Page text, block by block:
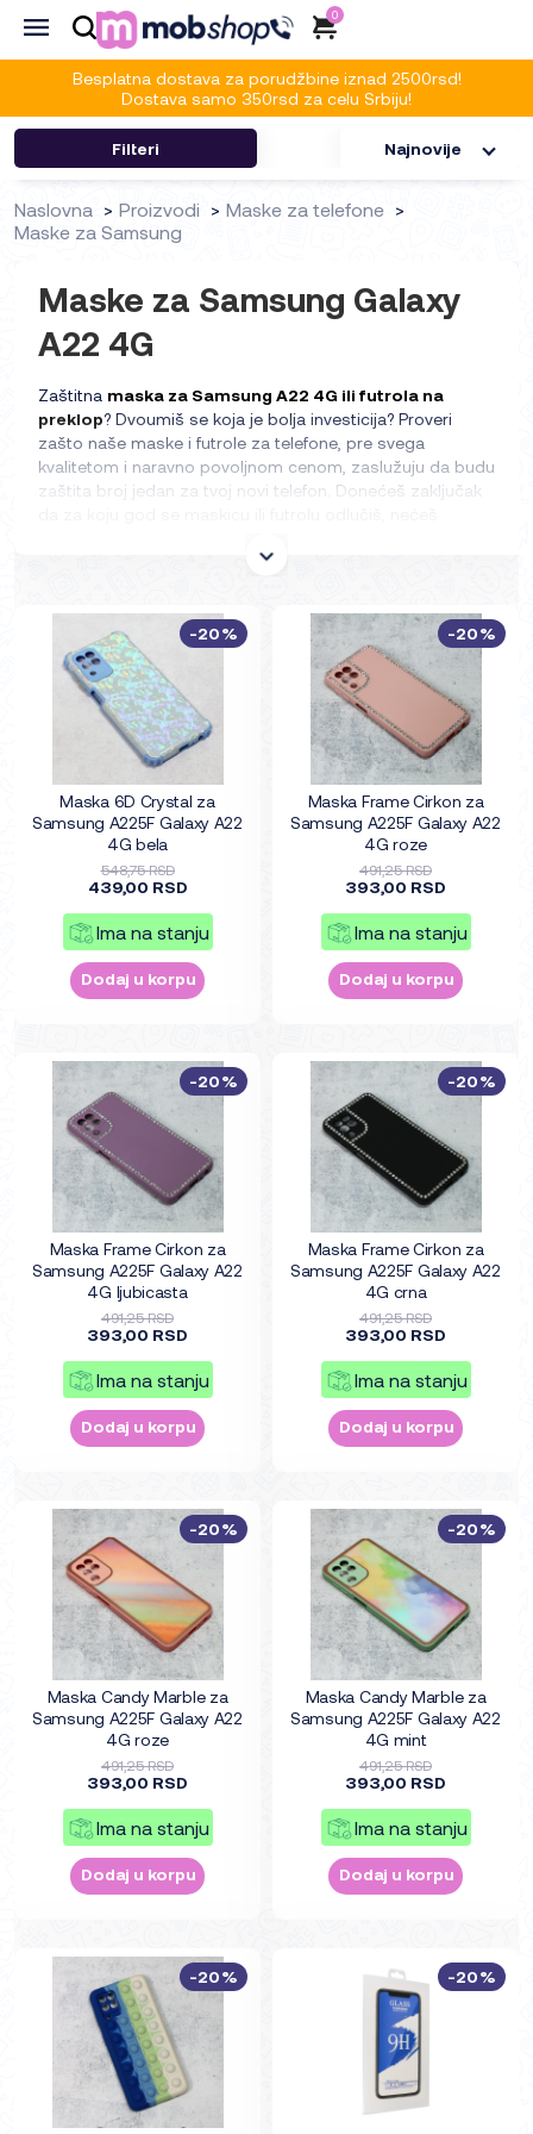
0
Besplatna dostava za porudžbine iznad 2500rsd!
Dostava samo 350rsd za celu Srbiju!
Filteri Najnovije
Naslovna Proizvodi
Maske za telefone
Maske za Samsung
Maske za Samsung Galaxy
A22 4G
Zaštitna maska za Samsung A22 4G ili futrola na
preklop? Dvoumiš se koja je bolja investicija? Proveri
zašto naše maske i futrole za telefone, pre svega
kvalitetom i naravno povoljnom cenom, zaslužuju da budu
zaštita broj jedan za tvoj novi telefon. Donećeš zaključak
Maska 6D Crystal za
Samsung A225F Galaxy A22
4G bela
548,75 RSD
439,00 RSD
Ima na stanju
Dodaj u korpu
-20%
Maska Frame Cirkon za
Samsung A225F Galaxy A22
4G roze
491,25 RSD
393,00 RSD
Ima na stanju
Dodaj u korpu
-20%
Maska Frame Cirkon za
Samsung A225F Galaxy A22
4G ljubicasta
491,25 RSD
393,00 RSD
Ima na stanju
Dodaj u korpu
-20%
Maska Frame Cirkon za
Samsung A225F Galaxy A22
4G crna
491,25 RSD
393,00 RSD
Ima na stanju
Dodaj u korpu
-20%
Maska Candy Marble za
Samsung A225F Galaxy A22
4G roze
491,25 RSD
393,00 RSD
Ima na stanju
Dodaj u korpu
-20%
Maska Candy Marble za
Samsung A225F Galaxy A22
4G mint
491,25 RSD
393,00 RSD
Ima na stanju
Dodaj u korpu
-20%
-20% -20%